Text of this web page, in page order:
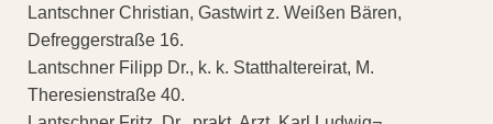
Lantschner Christian, Gastwirt z. Weißen Bären,
Defreggerstraße 16.
Lantschner Filipp Dr., k. k. Statthaltereirat, M.
Theresienstraße 40.